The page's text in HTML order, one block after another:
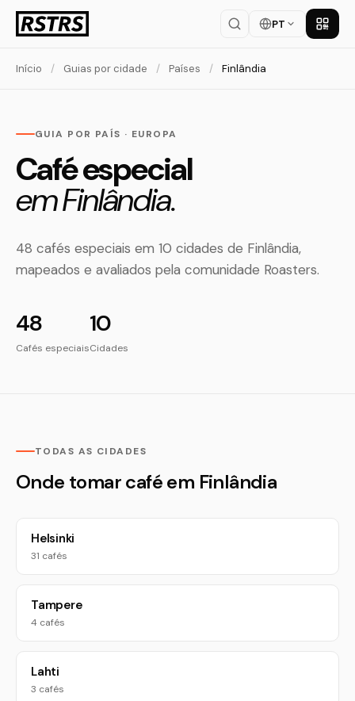
PT Baixar
Início / Guias por cidade / Países / Finlândia
GUIA POR PAÍS · EUROPA
Café especial
em Finlândia.
48 cafés especiais em 10 cidades de Finlândia,
mapeados e avaliados pela comunidade Roasters.
48
Cafés especiais
10
Cidades
TODAS AS CIDADES
Onde tomar café em Finlândia
Helsinki
31 cafés
Tampere
4 cafés
Lahti
3 cafés